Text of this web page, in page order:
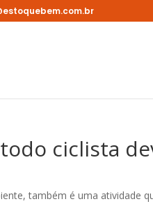
ciclista
também é uma atividade